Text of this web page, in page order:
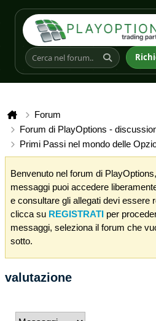
Forum
Forum di PlayOptions -
Primi Passi nel mondo delle
Benvenuto nel forum di
messaggi puoi accedere
e consultare gli allegati devi essere
clicca su REGISTRATI per
messaggi, seleziona il forum che
sotto.
valutazione